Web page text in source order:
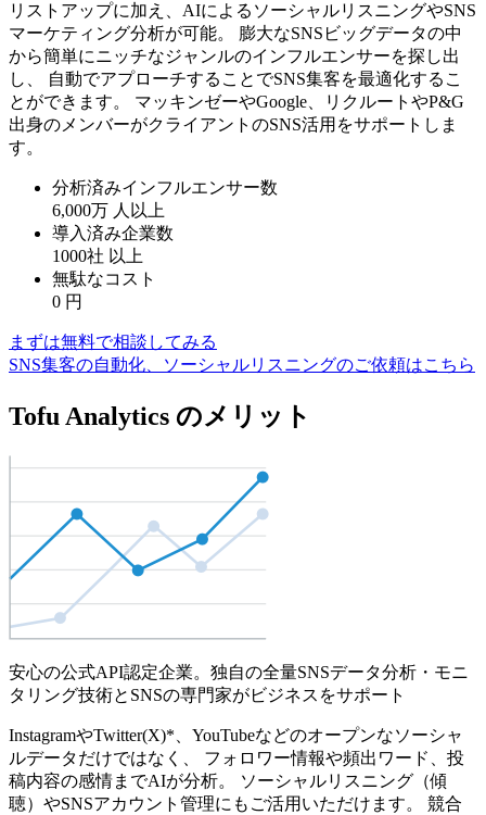
リストアップに加え、AIによるソーシャルリスニングやSNS
マーケティング分析が可能。 膨大なSNSビッグデータの中
から簡単にニッチなジャンルのインフルエンサーを探し出
し、 自動でアプローチすることでSNS集客を最適化するこ
とができます。 マッキンゼーやGoogle、リクルートやP&G
出身のメンバーがクライアントのSNS活用をサポートしま
す。
分析済みインフルエンサー数
6,000万 人以上
導入済み企業数
1000社 以上
無駄なコスト
0 円
まずは無料で相談してみる
SNS集客の自動化、ソーシャルリスニングのご依頼はこちら
Tofu Analytics のメリット
安心の公式API認定企業。独自の全量SNSデータ分析・モニ
タリング技術とSNSの専門家がビジネスをサポート
InstagramやTwitter(X)*、YouTubeなどのオープンなソーシャ
ルデータだけではなく、 フォロワー情報や頻出ワード、投
稿内容の感情までAIが分析。 ソーシャルリスニング（傾
聴）やSNSアカウント管理にもご活用いただけます。 競合